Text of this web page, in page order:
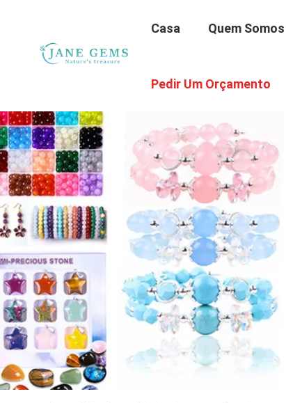
Casa Quem Somos
Pedir Um Orçamento